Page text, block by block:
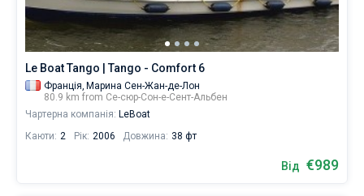
Le Boat Tango | Tango - Comfort 6
Франція, Марина Сен-Жан-де-Лон
80.9 km from Се-сюр-Сон-е-Сент-Альбен
Чартерна компанія: LeBoat
Каюти: 2 Рік: 2006 Довжина: 38 фт
Від €989